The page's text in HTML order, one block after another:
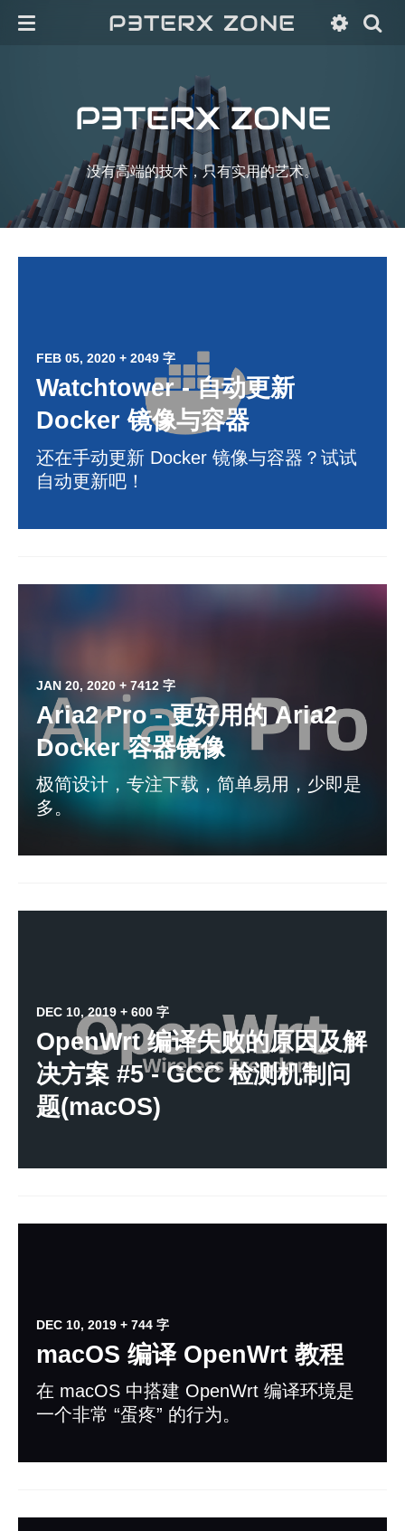
P3TERX ZONE
P3TERX ZONE
没有高端的技术，只有实用的艺术。
FEB 05, 2020 + 2049 字
Watchtower - 自动更新
Docker 镜像与容器
还在手动更新 Docker 镜像与容器？试试
自动更新吧！
JAN 20, 2020 + 7412 字
Aria2 Pro - 更好用的 Aria2
Docker 容器镜像
极简设计，专注下载，简单易用，少即是
多。
DEC 10, 2019 + 600 字
OpenWrt 编译失败的原因及解
决方案 #5 - GCC 检测机制问
题(macOS)
DEC 10, 2019 + 744 字
macOS 编译 OpenWrt 教程
在 macOS 中搭建 OpenWrt 编译环境是
一个非常 “蛋疼” 的行为。